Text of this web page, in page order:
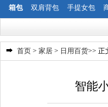
箱包
双肩背包 手提女包
首页 > 家居 > 日用百货>> 正
智能